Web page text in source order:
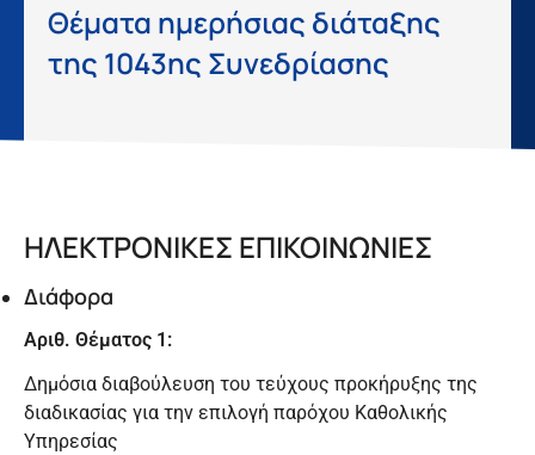
Θέματα ημερήσιας διάταξης
της 1043ης Συνεδρίασης
ΗΛΕΚΤΡΟΝΙΚΕΣ ΕΠΙΚΟΙΝΩΝΙΕΣ
Διάφορα
Αριθ. Θέματος 1:
Δημόσια διαβούλευση του τεύχους προκήρυξης της
διαδικασίας για την επιλογή παρόχου Καθολικής
Υπηρεσίας